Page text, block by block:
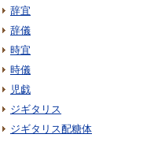
辞宜
辞儀
時宜
時儀
児戯
ジギタリス
ジギタリス配糖体